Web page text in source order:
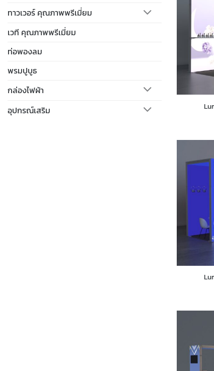
ทาวเวอร์ คุณภาพพรีเมี่ยม
เวที คุณภาพพรีเมี่ยม
ท่อพองลม
พรมปูบูธ
กล่องไฟผ้า
อุปกรณ์เสริม